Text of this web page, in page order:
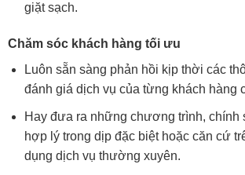
giặt sạch.
Chăm sóc khách hàng tối ưu
Luôn sẵn sàng phản hồi kịp thời các
đánh giá dịch vụ của từng khách hàng
Hay đưa ra những chương trình, chính
hợp lý trong dịp đặc biệt hoặc căn cứ
dụng dịch vụ thường xuyên.